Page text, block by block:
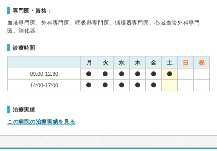
専門医・資格：
血液専門医、外科専門医、呼吸器専門医、循環器専門医、心臓血管外科専門
医、消化器…
診療時間
月 火 水 木 金 土 日 祝
09:00-12:30
14:00-17:00
治療実績
この病院の治療実績を見る